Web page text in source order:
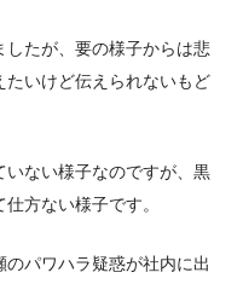
たが、要の様子からは悲
たいけど伝えられないもど
いない様子なのですが、黒
方ない様子です。
パワハラ疑惑が社内に出